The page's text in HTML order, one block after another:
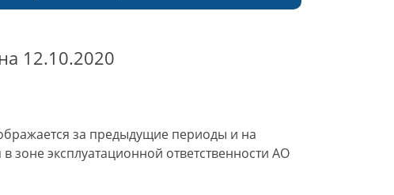
12.10.2020
за предыдущие периоды и на
эксплуатационной ответственности АО